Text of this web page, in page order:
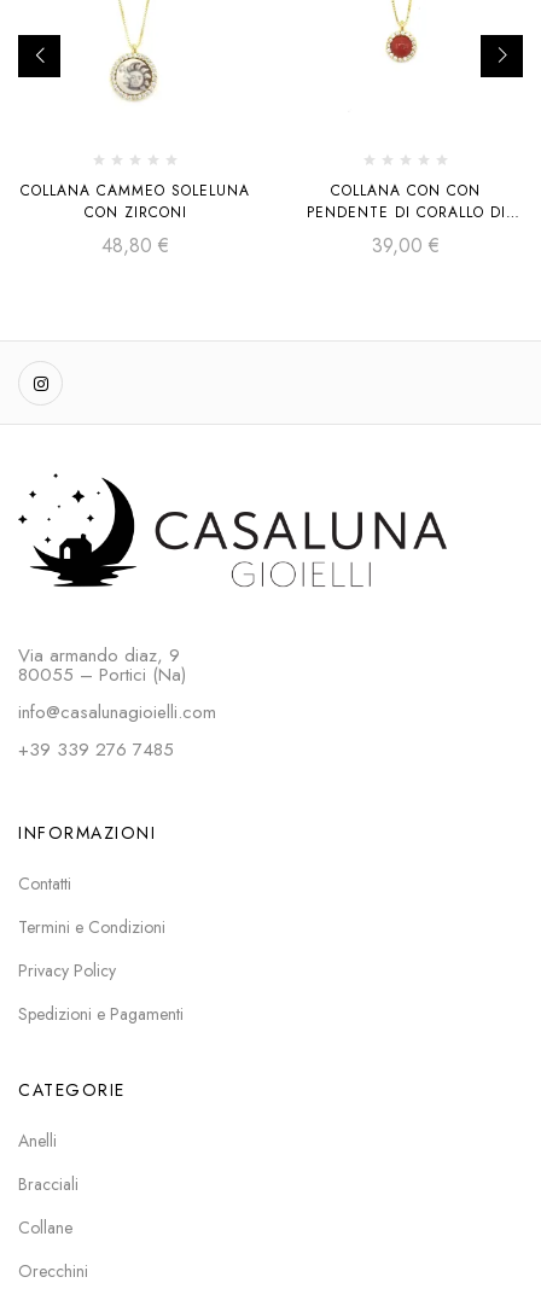
COLLANA CAMMEO SOLELUNA
CON ZIRCONI
48,80 €
COLLANA CON CON
PENDENTE DI CORALLO DI
FORMA TONDA CONTORNATO
DI ZIRCONI
39,00 €
Via armando diaz, 9
80055 – Portici (Na)
info@casalunagioielli.com
+39 339 276 7485
INFORMAZIONI
Contatti
Termini e Condizioni
Privacy Policy
Spedizioni e Pagamenti
CATEGORIE
Anelli
Bracciali
Collane
Orecchini